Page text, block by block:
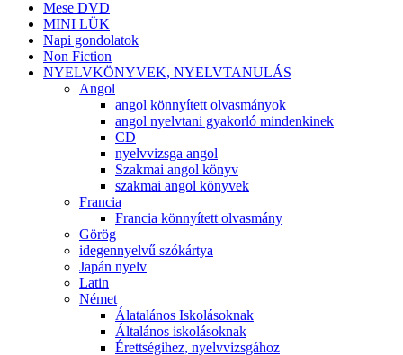
Mese DVD
MINI LÜK
Napi gondolatok
Non Fiction
NYELVKÖNYVEK, NYELVTANULÁS
Angol
angol könnyített olvasmányok
angol nyelvtani gyakorló mindenkinek
CD
nyelvvizsga angol
Szakmai angol könyv
szakmai angol könyvek
Francia
Francia könnyített olvasmány
Görög
idegennyelvű szókártya
Japán nyelv
Latin
Német
Álatalános Iskolásoknak
Általános iskolásoknak
Érettségihez, nyelvvizsgához